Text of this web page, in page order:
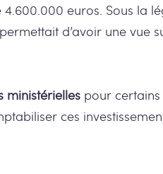
euros. Sous la
d’avoir une vue
ministérielles pour
ces